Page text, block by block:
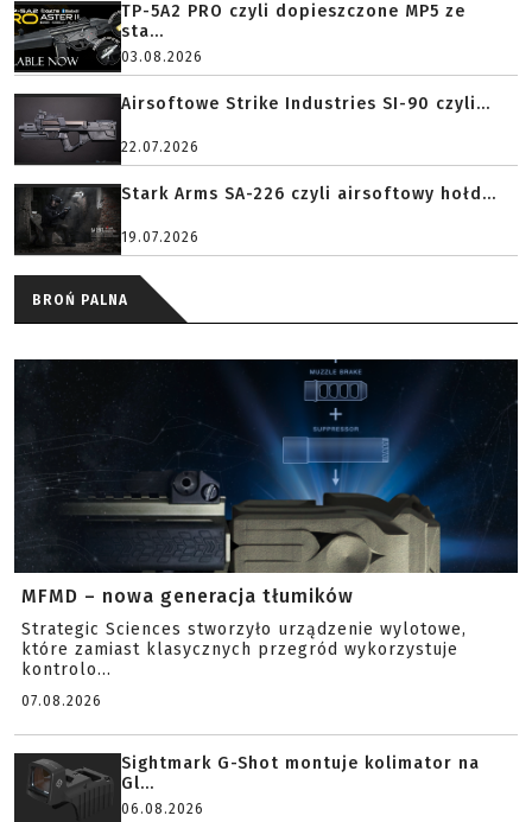
TP-5A2 PRO czyli dopieszczone MP5 ze
sta...
03.08.2026
Airsoftowe Strike Industries SI-90 czyli...
22.07.2026
Stark Arms SA-226 czyli airsoftowy hołd...
19.07.2026
BROŃ PALNA
MFMD – nowa generacja tłumików
Strategic Sciences stworzyło urządzenie wylotowe,
które zamiast klasycznych przegród wykorzystuje
kontrolo...
07.08.2026
Sightmark G-Shot montuje kolimator na
Gl...
06.08.2026